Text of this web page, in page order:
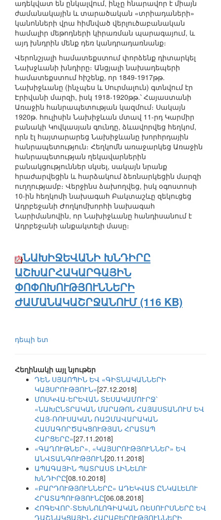
ադեկվատ են ընկալվում, ինչը հնարավոր է միայն
ժամանակային և տարածական «տրիադաների»
կանոնների վրա հիմնված վերլուծաբանական
համալիր մեթոդների կիրառման պարագայում, և
այդ խնդրին մենք դեռ կանդրադառնանք։
Վերոնշյալի համատեքստում փորձենք դիտարկել
Նախջևանի խնդիրը։ Անցյալի նախադեպերի
համատեքստում հիշենք, որ 1849-1917թթ.
Նախիջևանը (ինչպես և Սուրմալուն) գտնվում էր
Էրիվանի մարզի, իսկ 1918-1920թթ.՝ Հայաստանի
Առաջին հանրապետության կազմում։ Սակայն
1920թ. հուլիսին Նախիջևան մտավ 11-րդ Կարմիր
բանակի Կովկասյան գունդը, ձևավորվեց հեղկոմ,
որն էլ հայտարարեց Նախիջևանը խորհրդային
հանրապետություն։ Հեղկոմն առաջարկեց Առաջին
հանրապետության ղեկավարներին
բանակցություններ սկսել, սակայն նրանք
հրաժարվեցին և հարձակում ձեռնարկեցին մարզի
ուղղությամբ։ Վերջինս ձախողվեց, իսկ օգոստոսի
10-ին հեղկոմի նախագահ Բակտաշևը զեկուցեց
Ադրբեջանի Ժողկոմխորհի նախագահ
Նարիմանովին, որ Նախիջևանը հանդիսանում է
Ադրբեջանի անքակտելի մասը։
ՆԱԽԻՋԵՎԱՆԻ ԽՆԴԻՐԸ
ԱՇԽԱՐՀԱԿԱՐԳԱՅԻՆ
ՓՈՓՈԽՈՒԹՅՈՒՆՆԵՐԻ
ԺԱՄԱՆԱԿԱՇՐՋԱՆՈՒՄ (116 KB)
դեպի ետ
Հեղինակի այլ նյութեր
ԴԵՆ ՍՅԱՈՊԻՆ ԵՎ «ԳԻՏՆԱԿԱՆՆԵՐԻ
ԿԱՅՍՐՈՒԹՅՈՒՆ»[27.12.2018]
ՄՈՍԿՎԱ-ԵՐԵՎԱՆ ՏԵՍԱԿԱՄՈՒՐՋ՝
«ՆԱԽԸՆՏՐԱԿԱՆ ՄԱՐԱԹՈՆ ՀԱՅԱՍՏԱՆՈՒՄ ԵՎ
ՀԱՅ-ՌՈՒՍԱԿԱՆ ՌԱԶՄԱՎԱՐԱԿԱՆ
ՀԱՄԱԳՈՐԾԱԿՑՈՒԹՅԱՆ ՀՐԱՏԱՊ
ՀԱՐՑԵՐԸ»[27.11.2018]
«ԳԱՂՈՒԹՆԵՐ», «ԿԱՅՍՐՈՒԹՅՈՒՆՆԵՐ» ԵՎ
ԱՆՎՏԱՆԳՈՒԹՅՈՒՆ[20.11.2018]
ԱՊԱԳԱՅԻՆ ՊԱՏՐԱՍՏ ԼԻՆԵԼՈՒ
ԽՆԴԻՐԸ[08.10.2018]
«ԲԱՐԴՈՒԹՅՈՒՆՆԵՐԸ» ԱԴԵԿՎԱՏ ԸՆԿԱԼԵԼՈՒ
ՀՐԱՏԱՊՈՒԹՅՈՒՆԸ[06.08.2018]
ՀՈԳԵՎՈՐ-ՏԵԽՆՈԼՈԳԻԱԿԱՆ ՌԵՍՈՒՐՍՆԵՐԸ ԵՎ
ԴԱՇՆԱԿՑԱՅԻՆ ՀԱՐԱԲԵՐՈՒԹՅՈՒՆՆԵՐԻ